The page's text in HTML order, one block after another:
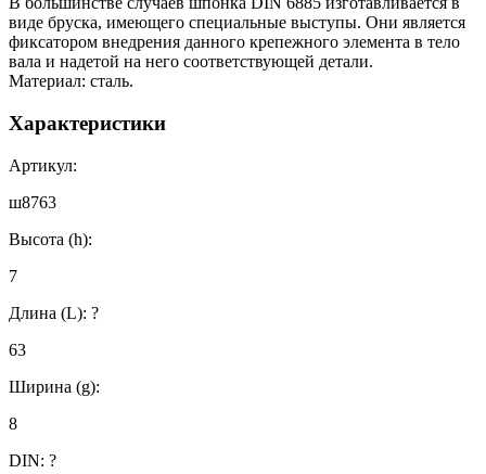
виде бруска, имеющего специальные выступы. Они является
фиксатором внедрения данного крепежного элемента в тело
вала и надетой на него соответствующей детали.
Материал: сталь.
Характеристики
Артикул:
ш8763
Высота (h):
7
Длина (L): ?
63
Ширина (g):
8
DIN: ?